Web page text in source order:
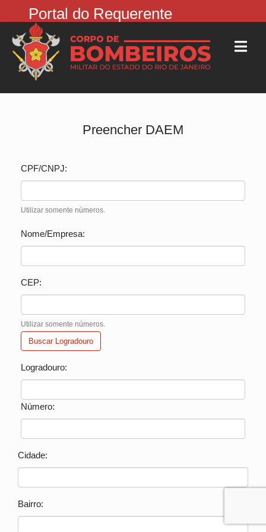
Portal do Requerente
Preencher DAEM
CPF/CNPJ:
Utilizar somente números.
Nome/Empresa:
CEP:
Utilizar somente números.
Buscar Logradouro
Logradouro:
Número:
Cidade:
Bairro: